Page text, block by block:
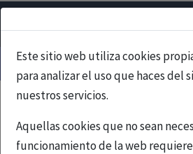
Este sitio web utiliza cookies
para analizar el uso que haces del
nuestros servicios.
Aquellas cookies que no sean
funcionamiento de la web